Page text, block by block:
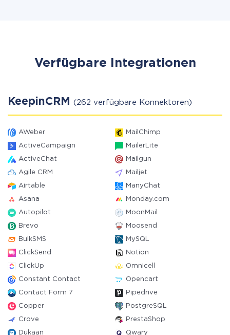
Verfügbare Integrationen
KeepinCRM (262 verfügbare Konnektoren)
AWeber MailChimp
ActiveCampaign MailerLite
ActiveChat Mailgun
Agile CRM Mailjet
Airtable ManyChat
Asana Monday.com
Autopilot MoonMail
Brevo Moosend
BulkSMS MySQL
ClickSend Notion
ClickUp Omnicell
Constant Contact Opencart
Contact Form 7 Pipedrive
Copper PostgreSQL
Crove PrestaShop
Dukaan Qwary